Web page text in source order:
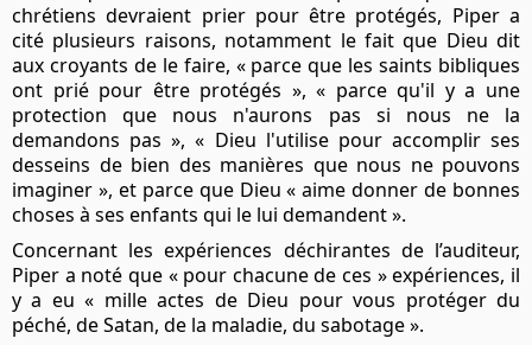
chrétiens devraient prier pour être protégés, Piper a
cité plusieurs raisons, notamment le fait que Dieu dit
aux croyants de le faire, « parce que les saints bibliques
ont prié pour être protégés », « parce qu'il y a une
protection que nous n'aurons pas si nous ne la
demandons pas », « Dieu l'utilise pour accomplir ses
desseins de bien des manières que nous ne pouvons
imaginer », et parce que Dieu « aime donner de bonnes
choses à ses enfants qui le lui demandent ».
Concernant les expériences déchirantes de l’auditeur,
Piper a noté que « pour chacune de ces » expériences, il
y a eu « mille actes de Dieu pour vous protéger du
péché, de Satan, de la maladie, du sabotage ».